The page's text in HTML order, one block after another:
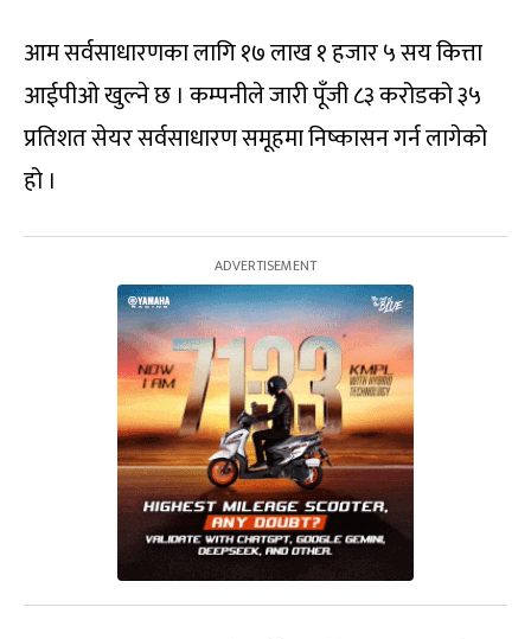
आम सर्वसाधारणका लागि १७ लाख १ हजार ५ सय कित्ता
आईपीओ खुल्ने छ । कम्पनीले जारी पूँजी ८३ करोडको ३५
प्रतिशत सेयर सर्वसाधारण समूहमा निष्कासन गर्न लागेको
हो ।